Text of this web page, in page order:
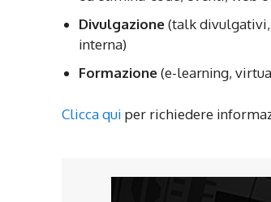
Divulgazione(talk
interna)
Formazione(e-learning,
Clicca qui per richiedere